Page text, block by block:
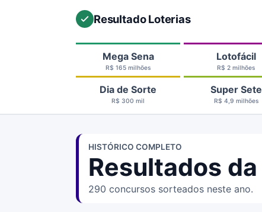
Resultado Loterias
Mega Sena
R$ 165 milhões
Lotofácil
R$ 2 milhões
Dia de Sorte
R$ 300 mil
Super Sete
R$ 4,9 milhões
HISTÓRICO COMPLETO
Resultados
290 concursos sorteados neste ano.